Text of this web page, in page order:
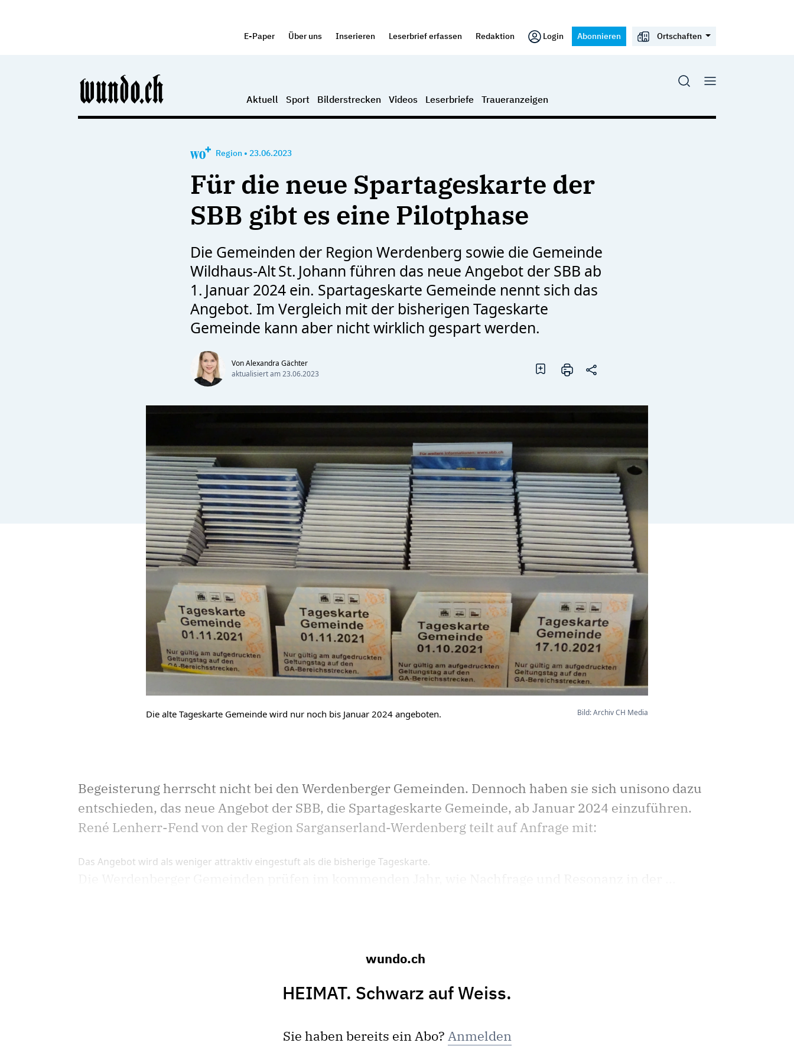
E-Paper Über uns Inserieren Leserbrief erfassen Redaktion Login Abonnieren Ortschaften
Aktuell Sport Bilderstrecken Videos Leserbriefe Traueranzeigen
Region • 23.06.2023
Für die neue Spartageskarte der
SBB gibt es eine Pilotphase
Die Gemeinden der Region Werdenberg sowie die Gemeinde
Wildhaus-Alt St. Johann führen das neue Angebot der SBB ab
1. Januar 2024 ein. Spartageskarte Gemeinde nennt sich das
Angebot. Im Vergleich mit der bisherigen Tageskarte
Gemeinde kann aber nicht wirklich gespart werden.
Von Alexandra Gächter
aktualisiert am23.06.2023
Die alte Tageskarte Gemeinde wird nur noch bis Januar 2024 angeboten. Bild: Archiv CH Media
Begeisterung herrscht nicht bei den Werdenberger Gemeinden. Dennoch haben sie sich unisono dazu
entschieden, das neue Angebot der SBB, die Spartageskarte Gemeinde, ab Januar 2024 einzuführen.
René Lenherr-Fend von der Region Sarganserland-Werdenberg teilt auf Anfrage mit:
Das Angebot wird als weniger attraktiv eingestuft als die bisherige Tageskarte.
wundo.ch
HEIMAT. Schwarz auf Weiss.
Sie haben bereits ein Abo? Anmelden